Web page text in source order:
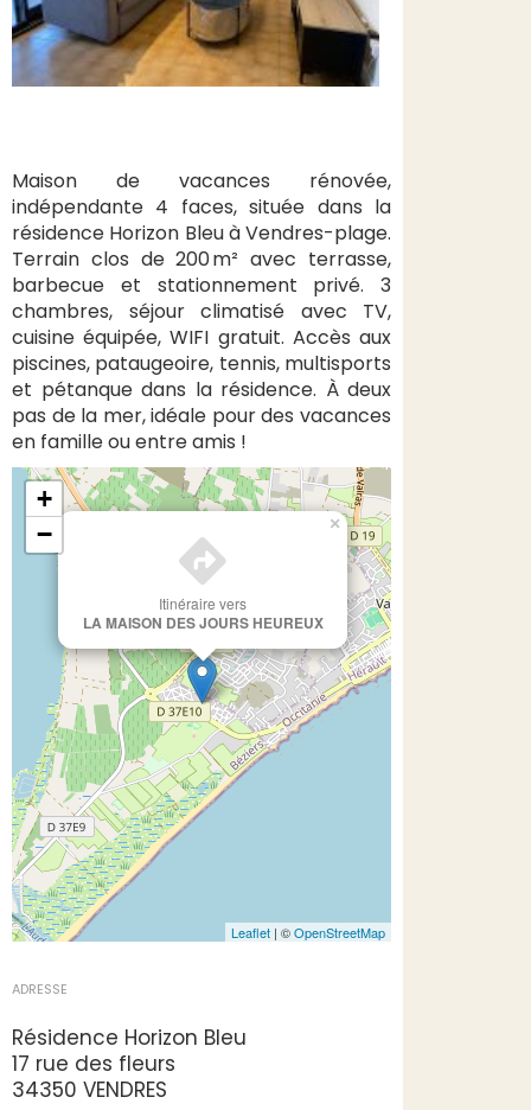
Maison de vacances rénovée,
indépendante 4 faces, située dans la
résidence Horizon Bleu à Vendres-plage.
Terrain clos de 200 m² avec terrasse,
barbecue et stationnement privé. 3
chambres, séjour climatisé avec TV,
cuisine équipée, WIFI gratuit. Accès aux
piscines, pataugeoire, tennis, multisports
et pétanque dans la résidence. À deux
pas de la mer, idéale pour des vacances
en famille ou entre amis !
Itinéraire vers
LA MAISON DES JOURS HEUREUX
×
+
−
Leaflet | ©OpenStreetMap
ADRESSE
Résidence Horizon Bleu
17 rue des fleurs
34350 VENDRES